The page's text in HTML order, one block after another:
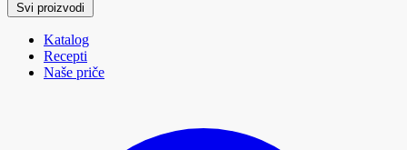
Svi proizvodi
Katalog
Recepti
Naše priče